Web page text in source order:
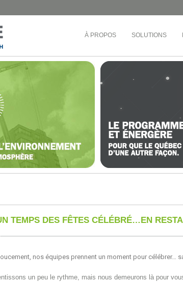
À PROPOS SOLUTIONS
Ouest
Pinel
Saint-Laurent
Appalaches
Notre-Dame
de-l’Île-de-Montréal
et-du-Centre-du-
Rivières)
ÉDUCATION
CS de Sorel-Tracy
CS English-Montréal
Cégep de Lévis-Lauzon
Collège de Bois-de-Boulogne
Cégep de Granby Haute-Yamaska
TEMPS DES FÊTES CÉLÉBRÉ…EN
nos équipes prennent un moment pour célébrer…
un peu le rythme, mais nous demeurons là pour